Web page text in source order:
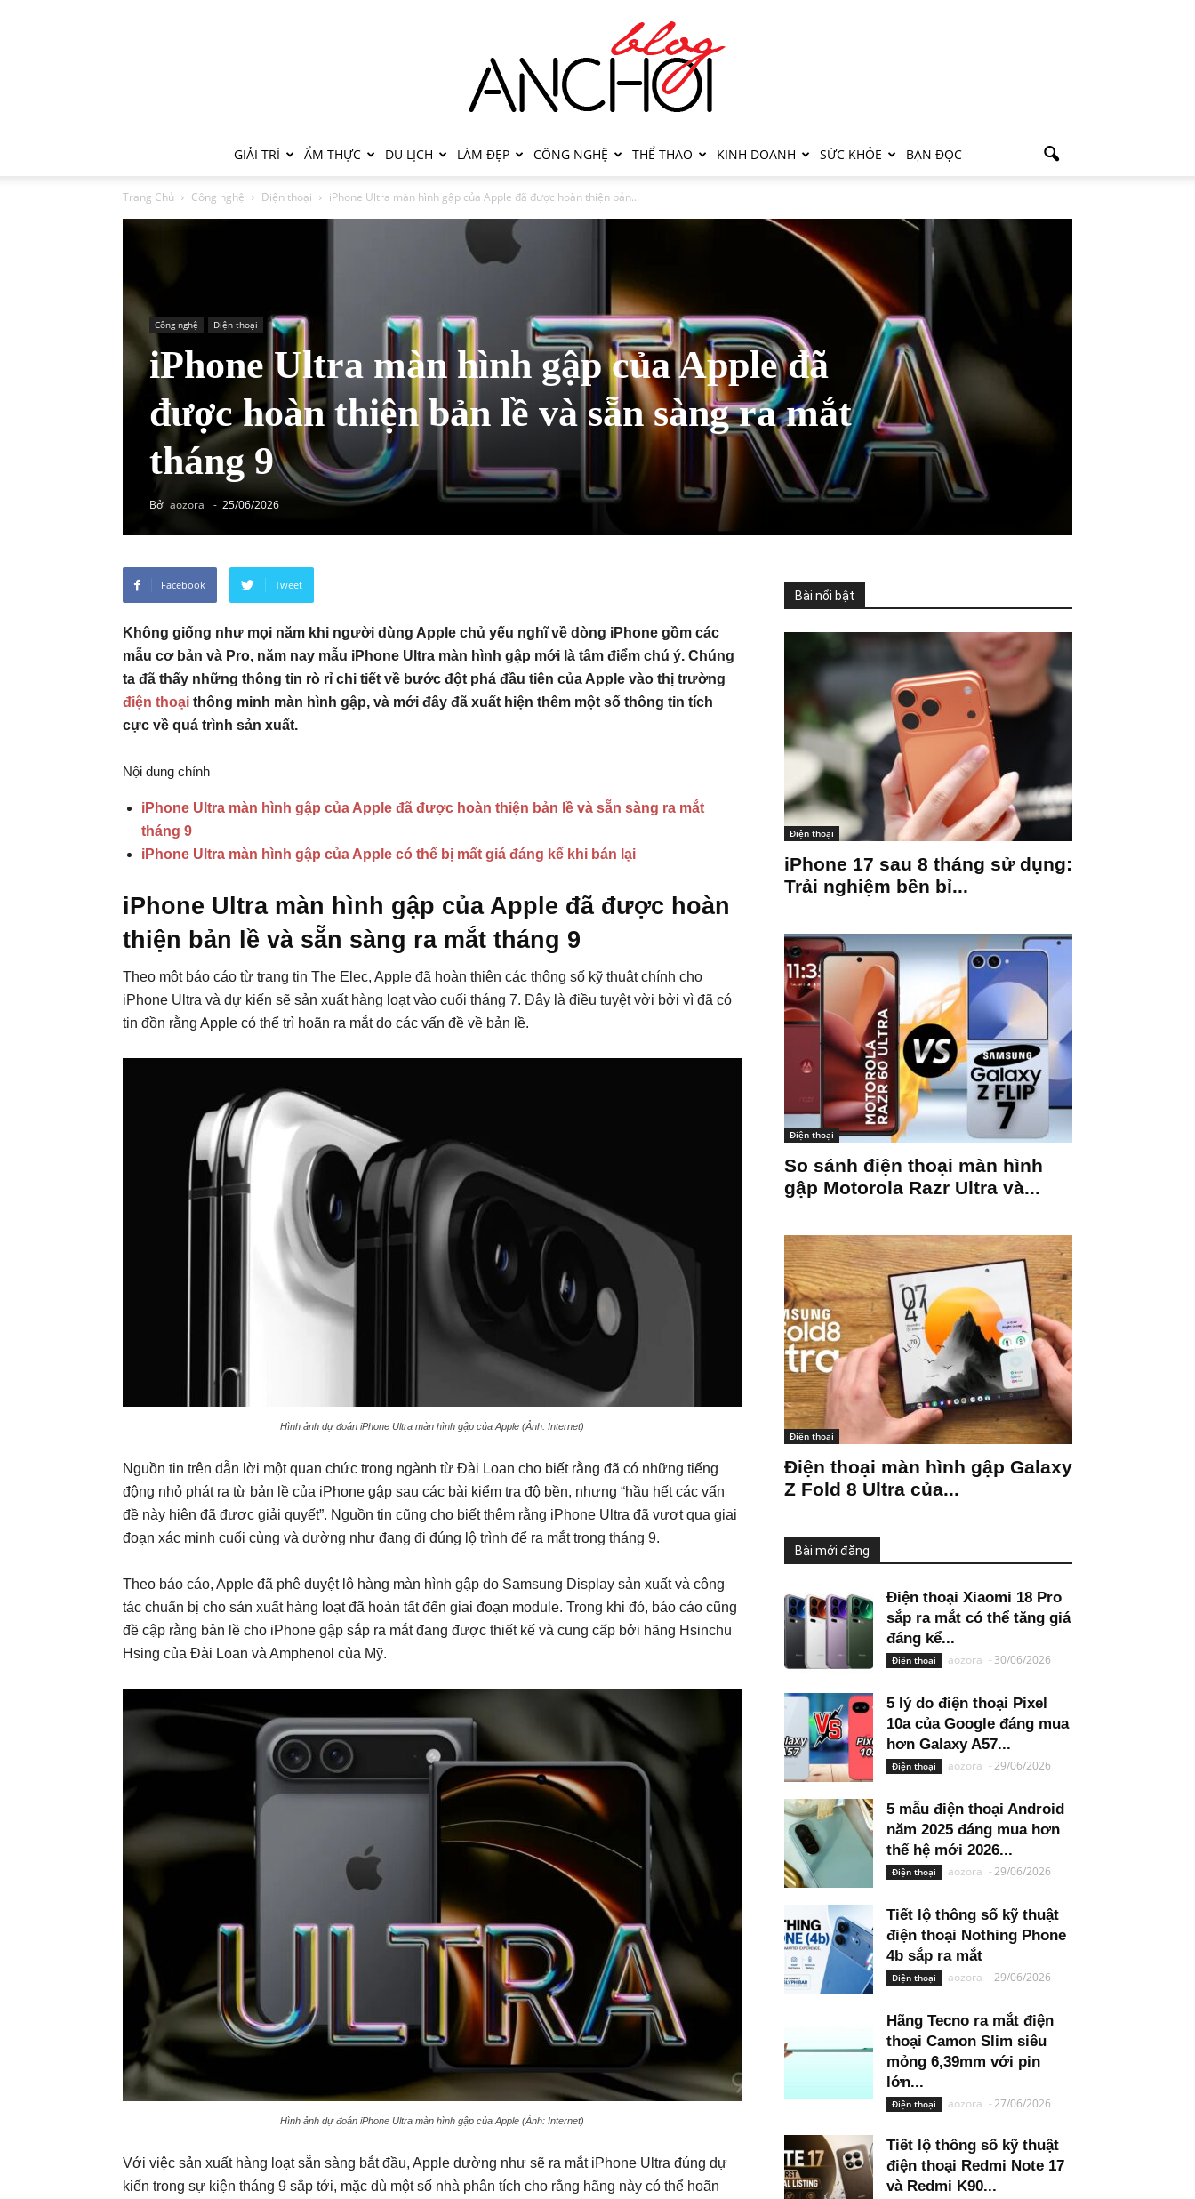
GIẢI TRÍ ẨM THỰC DU LỊCH LÀM ĐẸP CÔNG NGHỆ THỂ THAO KINH DOANH SỨC KHỎE BẠN ĐỌC
Trang Chủ Công nghệ Điện thoại iPhone Ultra màn hình gập của Apple đã được hoàn thiện bản...
Công nghệ Điện thoại
iPhone Ultra màn hình gập của Apple đã
được hoàn thiện bản lề và sẵn sàng ra mắt
tháng 9
Bởi aozora - 25/06/2026
Facebook Tweet
Không giống như mọi năm khi người dùng Apple chủ yếu nghĩ về dòng iPhone gồm các
mẫu cơ bản và Pro, năm nay mẫu iPhone Ultra màn hình gập mới là tâm điểm chú ý. Chúng
ta đã thấy những thông tin rò rỉ chi tiết về bước đột phá đầu tiên của Apple vào thị trường
điện thoại thông minh màn hình gập, và mới đây đã xuất hiện thêm một số thông tin tích
cực về quá trình sản xuất.
Nội dung chính
iPhone Ultra màn hình gập của Apple đã được hoàn thiện bản lề và sẵn sàng ra mắt
tháng 9
iPhone Ultra màn hình gập của Apple có thể bị mất giá đáng kể khi bán lại
iPhone Ultra màn hình gập của Apple đã được hoàn
thiện bản lề và sẵn sàng ra mắt tháng 9
Theo một báo cáo từ trang tin The Elec, Apple đã hoàn thiện các thông số kỹ thuật chính cho
iPhone Ultra và dự kiến sẽ sản xuất hàng loạt vào cuối tháng 7. Đây là điều tuyệt vời bởi vì đã có
tin đồn rằng Apple có thể trì hoãn ra mắt do các vấn đề về bản lề.
Hình ảnh dự đoán iPhone Ultra màn hình gập của Apple (Ảnh: Internet)
Nguồn tin trên dẫn lời một quan chức trong ngành từ Đài Loan cho biết rằng đã có những tiếng
động nhỏ phát ra từ bản lề của iPhone gập sau các bài kiểm tra độ bền, nhưng “hầu hết các vấn
đề này hiện đã được giải quyết”. Nguồn tin cũng cho biết thêm rằng iPhone Ultra đã vượt qua giai
đoạn xác minh cuối cùng và dường như đang đi đúng lộ trình để ra mắt trong tháng 9.
Theo báo cáo, Apple đã phê duyệt lô hàng màn hình gập do Samsung Display sản xuất và công
tác chuẩn bị cho sản xuất hàng loạt đã hoàn tất đến giai đoạn module. Trong khi đó, báo cáo cũng
đề cập rằng bản lề cho iPhone gập sắp ra mắt đang được thiết kế và cung cấp bởi hãng Hsinchu
Hsing của Đài Loan và Amphenol của Mỹ.
Hình ảnh dự đoán iPhone Ultra màn hình gập của Apple (Ảnh: Internet)
Với việc sản xuất hàng loạt sẵn sàng bắt đầu, Apple dường như sẽ ra mắt iPhone Ultra đúng dự
kiến trong sự kiện tháng 9 sắp tới, mặc dù một số nhà phân tích cho rằng hãng này có thể hoãn
Bài nổi bật
Điện thoại
iPhone 17 sau 8 tháng sử dụng:
Trải nghiệm bền bỉ...
Điện thoại
So sánh điện thoại màn hình
gập Motorola Razr Ultra và...
Điện thoại
Điện thoại màn hình gập Galaxy
Z Fold 8 Ultra của...
Bài mới đăng
Điện thoại Xiaomi 18 Pro
sắp ra mắt có thể tăng giá
đáng kể...
Điện thoại aozora - 30/06/2026
5 lý do điện thoại Pixel
10a của Google đáng mua
hơn Galaxy A57...
Điện thoại aozora -29/06/2026
5 mẫu điện thoại Android
năm 2025 đáng mua hơn
thế hệ mới 2026...
Điện thoại aozora -29/06/2026
Tiết lộ thông số kỹ thuật
điện thoại Nothing Phone
4b sắp ra mắt
Điện thoại aozora -29/06/2026
Hãng Tecno ra mắt điện
thoại Camon Slim siêu
mỏng 6,39mm với pin
lớn...
Điện thoại aozora -27/06/2026
Tiết lộ thông số kỹ thuật
điện thoại Redmi Note 17
và Redmi K90...